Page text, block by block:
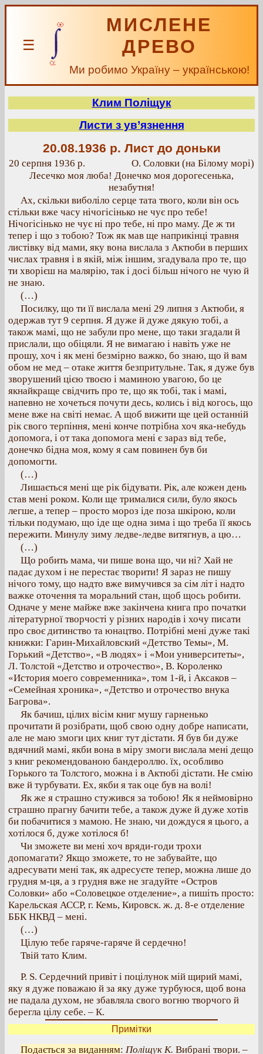
☰
МИСЛЕНЕ
ДРЕВО
Ми робимо Україну – українською!
Клим Поліщук
Листи з ув’язнення
20.08.1936 р. Лист до доньки
20 серпня 1936 р.
О. Соловки (на Білому морі)
Лесечко моя люба! Донечко моя дорогесенька,
незабутня!
Ах, скільки виболіло серце тата твого, коли він ось
стільки вже часу нічогісінько не чує про тебе!
Нічогісінько не чує ні про тебе, ні про маму. Де ж ти
тепер і що з тобою? Тож як мав ще наприкінці травня
листівку від мами, яку вона вислала з Актюби в перших
числах травня і в якій, між іншим, згадувала про те, що
ти хворієш на малярію, так і досі більш нічого не чую й
не знаю.
(…)
Посилку, що ти її вислала мені 29 липня з Актюби, я
одержав тут 9 серпня. Я дуже й дуже дякую тобі, а
також мамі, що не забули про мене, що таки згадали й
прислали, що обіцяли. Я не вимагаю і навіть уже не
прошу, хоч і як мені безмірно важко, бо знаю, що й вам
обом не мед – отаке життя безпритульне. Так, я дуже був
зворушений цією твоєю і маминою увагою, бо це
якнайкраще свідчить про те, що як тобі, так і мамі,
напевно не хочеться почути десь, колись і від когось, що
мене вже на світі немає. А щоб вижити ще цей останній
рік свого терпіння, мені конче потрібна хоч яка-небудь
допомога, і от така допомога мені є зараз від тебе,
донечко бідна моя, кому я сам повинен був би
допомогти.
(…)
Лишається мені ще рік бідувати. Рік, але кожен день
став мені роком. Коли ще трималися сили, було якось
легше, а тепер – просто мороз іде поза шкірою, коли
тільки подумаю, що іде ще одна зима і що треба її якось
пережити. Минулу зиму ледве-ледве витягнув, а цю…
(…)
Що робить мама, чи пише вона що, чи ні? Хай не
падає духом і не перестає творити! Я зараз не пишу
нічого тому, що надто вже вимучився за сім літ і надто
важке оточення та моральний стан, щоб щось робити.
Одначе у мене майже вже закінчена книга про початки
літературної творчості у різних народів і хочу писати
про своє дитинство та юнацтво. Потрібні мені дуже такі
книжки: Гарин-Михайловский «Детство Темы», М.
Горький «Детство», «В людях» і «Мои университеты»,
Л. Толстой «Детство и отрочество», В. Короленко
«История моего современника», том 1-й, і Аксаков –
«Семейная хроника», «Детство и отрочество внука
Багрова».
Як бачиш, цілих вісім книг мушу гарненько
прочитати й розібрати, щоб свою одну добре написати,
але не маю змоги цих книг тут дістати. Я був би дуже
вдячний мамі, якби вона в міру змоги вислала мені дещо
з книг рекомендованою бандероллю. їх, особливо
Горького та Толстого, можна і в Актюбі дістати. Не смію
вже й турбувати. Ех, якби я так оце був на волі!
Як же я страшно стужився за тобою! Як я неймовірно
страшно прагну бачити тебе, а також дуже й дуже хотів
би побачитися з мамою. Не знаю, чи дождуся я цього, а
хотілося б, дуже хотілося б!
Чи зможете ви мені хоч вряди-годи трохи
допомагати? Якщо зможете, то не забувайте, що
адресувати мені так, як адресуєте тепер, можна лише до
грудня м-ця, а з грудня вже не згадуйте «Остров
Соловки» або «Соловецкое отделение», а пишіть просто:
Карельская АССР, г. Кемь, Кировск. ж. д. 8-е отделение
ББК НКВД – мені.
(…)
Цілую тебе гаряче-гаряче й сердечно!
Твій тато Клим.
P. S. Сердечний привіт і поцілунок мій щирий мамі,
яку я дуже поважаю й за яку дуже турбуюся, щоб вона
не падала духом, не збавляла свого вогню творчого й
берегла цілу себе. – К.
Примітки
Подається за виданням: Поліщук К. Вибрані твори. –